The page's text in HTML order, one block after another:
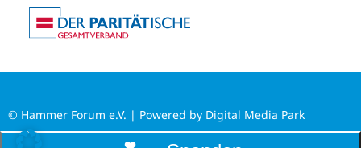
© Hammer Forum e.V. | Powered by Digital Media Park